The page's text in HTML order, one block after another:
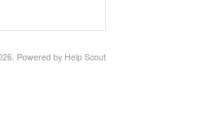
Powered by Help Scout